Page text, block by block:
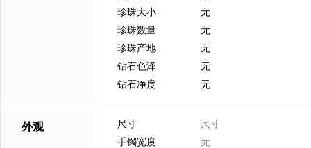
珍珠大小
无
珍珠数量
无
珍珠产地
无
钻石色泽
无
钻石净度
无
外观 尺寸
尺寸
手镯宽度
无